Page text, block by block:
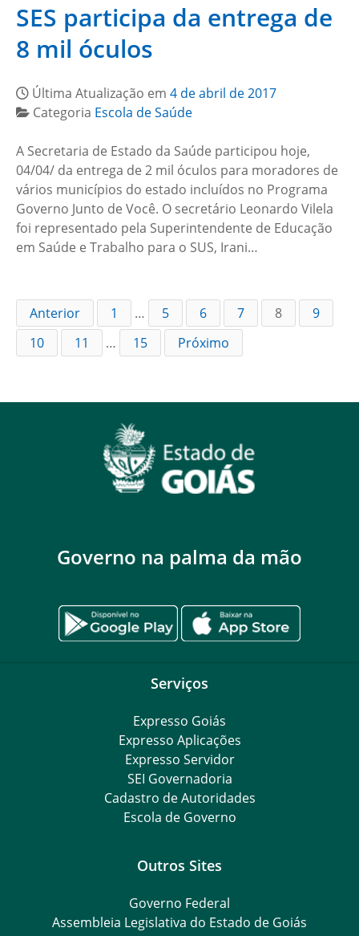
SES participa da entrega de
8 mil óculos
Última Atualização em 4 de abril de 2017
Categoria Escola de Saúde
A Secretaria de Estado da Saúde participou hoje,
04/04/ da entrega de 2 mil óculos para moradores de
vários municípios do estado incluídos no Programa
Governo Junto de Você. O secretário Leonardo Vilela
foi representado pela Superintendente de Educação
em Saúde e Trabalho para o SUS, Irani…
Anterior 1 … 5 6 7 8
9
10
11 … 15 Próximo
Governo na palma da mão
Serviços
Expresso Goiás
Expresso Aplicações
Expresso Servidor
SEI Governadoria
Cadastro de Autoridades
Escola de Governo
Outros Sites
Governo Federal
Assembleia Legislativa do Estado de Goiás